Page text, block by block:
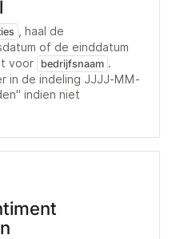
, haal de
of de einddatum
voor
bedrijfsnaam .
in de indeling JJJJ-MM-
indien niet